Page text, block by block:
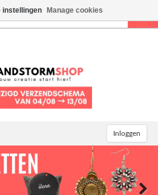
Inloggen
instellingen Manage cookies